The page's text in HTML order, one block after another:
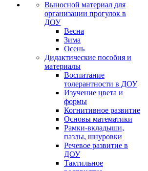
Выносной материал для
организации прогулок в
ДОУ
Весна
Зима
Осень
Дидактические пособия и
материалы
Воспитание
толерантности в ДОУ
Изучение цвета и
формы
Когнитивное развитие
Основы математики
Рамки-вкладыши,
пазлы, шнуровки
Речевое развитие в
ДОУ
Тактильное